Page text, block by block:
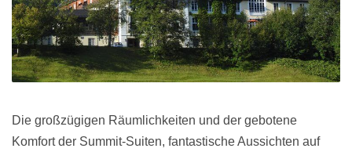
Die großzügigen Räumlichkeiten und der gebotene
Komfort der Summit-Suiten, fantastische Aussichten auf